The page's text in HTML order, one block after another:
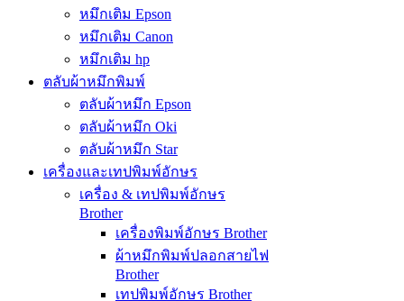
หมึกเติม Epson
หมึกเติม Canon
หมึกเติม hp
ตลับผ้าหมึกพิมพ์
ตลับผ้าหมึก Epson
ตลับผ้าหมึก Oki
ตลับผ้าหมึก Star
เครื่องและเทปพิมพ์อักษร
เครื่อง & เทปพิมพ์อักษร
Brother
เครื่องพิมพ์อักษร Brother
ผ้าหมึกพิมพ์ปลอกสายไฟ
Brother
เทปพิมพ์อักษร Brother